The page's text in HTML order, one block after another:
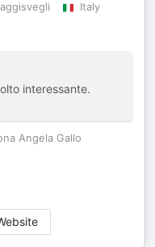
Italy
interessante.
Angela Gallo